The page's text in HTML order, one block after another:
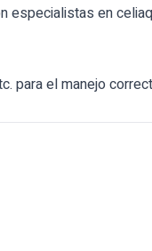
en
para el manejo